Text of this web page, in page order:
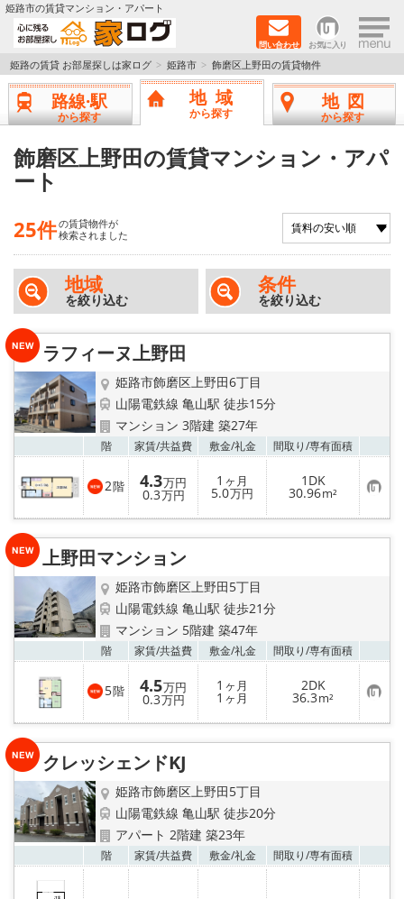
姫路市の賃貸マンション・アパート
問い合わせ お気に入り ×
TOPページ
新築物件
ペットOK物件
戸建物件
保証人不要物件
初期費用リーズナブル物件
路線·駅から探す
地域から探す
地図から探す
スタッフ
店舗情報·アクセス
会社概要
メールでお問い合わせ
姫路の賃貸 お部屋探しは家ログ 姫路市 飾磨区上野田の賃貸物件
路線·駅
から探す
地域
から探す
地図
から探す
飾磨区上野田の賃貸マンション・アパ
ート
25件の賃貸物件が
検索されました
地域
を絞り込む
条件
を絞り込む
ラフィーヌ上野田
姫路市飾磨区上野田6丁目
山陽電鉄線 亀山駅 徒歩15分
マンション 3階建 築27年
階 家賃/共益費 敷金/礼金 間取り/専有面積
2階 4.3万円
0.3万円
1 ヶ月
5.0万円
1DK
30.96m² お
気
に
り
上野田マンション
姫路市飾磨区上野田5丁目
山陽電鉄線 亀山駅 徒歩21分
マンション 5階建 築47年
階 家賃/共益費 敷金/礼金 間取り/専有面積
5階 4.5万円
0.3万円
1 ヶ月
1 ヶ月
2DK
36.3m² お
気
に
り
クレッシェンドKJ
姫路市飾磨区上野田5丁目
山陽電鉄線 亀山駅 徒歩20分
アパート 2階建 築23年
階 家賃/共益費 敷金/礼金 間取り/専有面積